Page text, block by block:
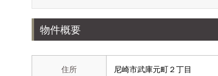
物件概要
住所 尼崎市武庫元町２丁目